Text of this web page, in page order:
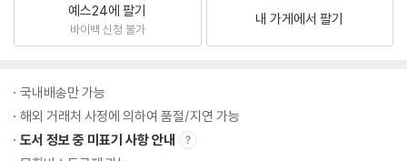
예스24에 팔기
바이백 신청 불가
내 가게에서 팔기
국내배송만 가능
해외 거래처 사정에 의하여 품절/지연 가능
도서 정보 중 미표기 사항 안내